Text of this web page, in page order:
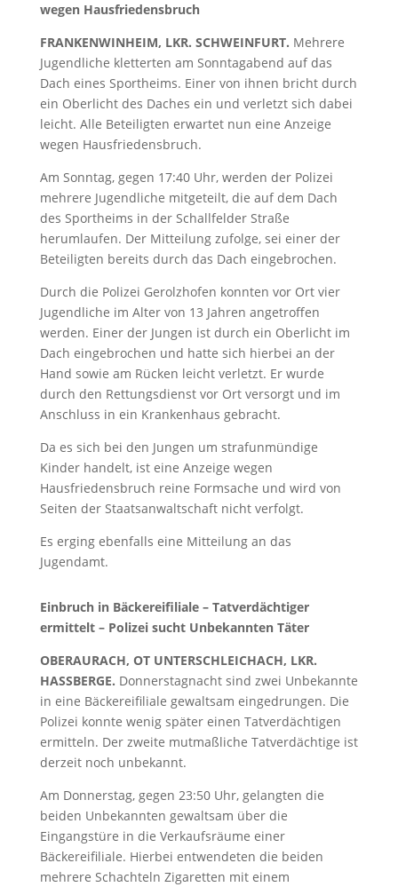
wegen Hausfriedensbruch
FRANKENWINHEIM, LKR. SCHWEINFURT. Mehrere
Jugendliche kletterten am Sonntagabend auf das
Dach eines Sportheims. Einer von ihnen bricht durch
ein Oberlicht des Daches ein und verletzt sich dabei
leicht. Alle Beteiligten erwartet nun eine Anzeige
wegen Hausfriedensbruch.
Am Sonntag, gegen 17:40 Uhr, werden der Polizei
mehrere Jugendliche mitgeteilt, die auf dem Dach
des Sportheims in der Schallfelder Straße
herumlaufen. Der Mitteilung zufolge, sei einer der
Beteiligten bereits durch das Dach eingebrochen.
Durch die Polizei Gerolzhofen konnten vor Ort vier
Jugendliche im Alter von 13 Jahren angetroffen
werden. Einer der Jungen ist durch ein Oberlicht im
Dach eingebrochen und hatte sich hierbei an der
Hand sowie am Rücken leicht verletzt. Er wurde
durch den Rettungsdienst vor Ort versorgt und im
Anschluss in ein Krankenhaus gebracht.
Da es sich bei den Jungen um strafunmündige
Kinder handelt, ist eine Anzeige wegen
Hausfriedensbruch reine Formsache und wird von
Seiten der Staatsanwaltschaft nicht verfolgt.
Es erging ebenfalls eine Mitteilung an das
Jugendamt.
Einbruch in Bäckereifiliale – Tatverdächtiger
ermittelt – Polizei sucht Unbekannten Täter
OBERAURACH, OT UNTERSCHLEICHACH, LKR.
HASSBERGE. Donnerstagnacht sind zwei Unbekannte
in eine Bäckereifiliale gewaltsam eingedrungen. Die
Polizei konnte wenig später einen Tatverdächtigen
ermitteln. Der zweite mutmaßliche Tatverdächtige ist
derzeit noch unbekannt.
Am Donnerstag, gegen 23:50 Uhr, gelangten die
beiden Unbekannten gewaltsam über die
Eingangstüre in die Verkaufsräume einer
Bäckereifiliale. Hierbei entwendeten die beiden
mehrere Schachteln Zigaretten mit einem